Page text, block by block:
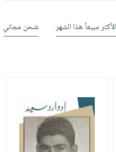
الأكثر مبيعاً هذا الشهر شحن مجاني